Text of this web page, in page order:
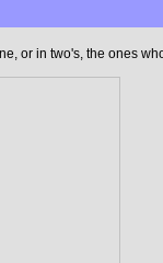
or in two's, the ones